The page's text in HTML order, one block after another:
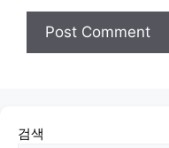
검색